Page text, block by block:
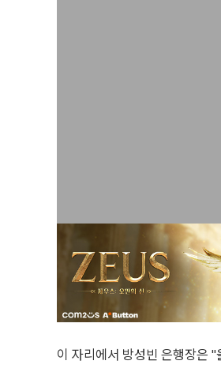
이 자리에서 방성빈 은행장은